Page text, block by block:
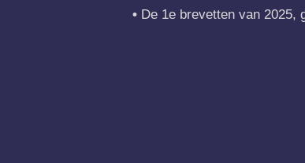
De 1e brevetten van 2025,